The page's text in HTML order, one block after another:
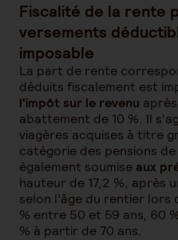
Fiscalité de la rente
versements
imposable
La part de rente
déduits fiscalement est
l'impôt sur le revenu
abattement de 10 %. Il
viagères acquises à titre
catégorie des pensions
également soumise aux
hauteur de 17,2 %, après
selon l’âge du rentier
% entre 50 et 59 ans, 60
% à partir de 70 ans.